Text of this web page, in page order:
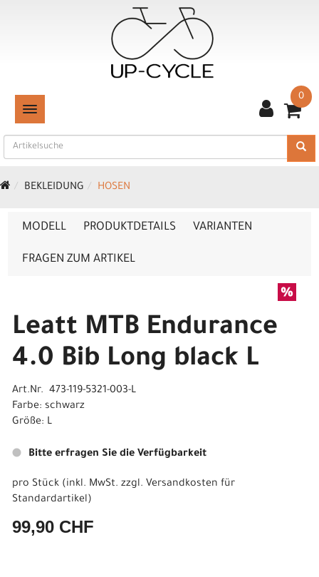
TOGGLE NAVIGATION
0
BEKLEIDUNG HOSEN
MODELL PRODUKTDETAILS VARIANTEN
FRAGEN ZUM ARTIKEL
Leatt MTB Endurance
4.0 Bib Long black L
Art.Nr. 473-119-5321-003-L
Farbe: schwarz
Größe: L
Bitte erfragen Sie die Verfügbarkeit
pro Stück (inkl. MwSt. zzgl. Versandkosten für
Standardartikel)
99,90 CHF